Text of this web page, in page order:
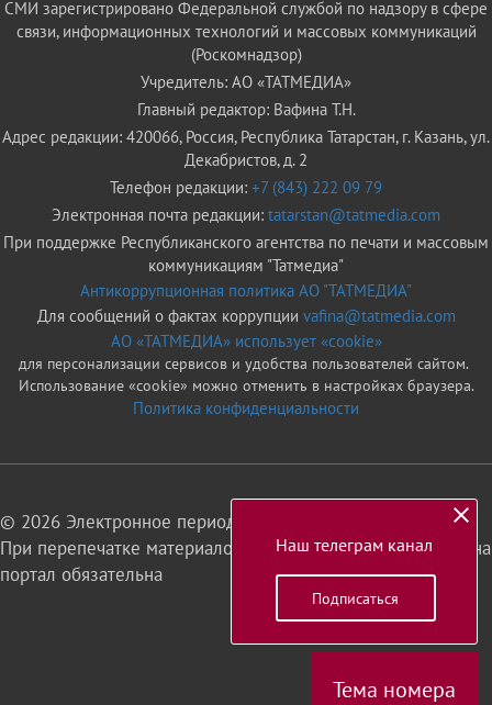
Тема номера
СМИ зарегистрировано Федеральной службой по надзору в сфере
связи, информационных технологий и массовых коммуникаций
(Роскомнадзор)
Учредитель: АО «ТАТМЕДИА»
Главный редактор: Вафина Т.Н.
Адрес редакции: 420066, Россия, Республика Татарстан, г. Казань, ул.
Декабристов, д. 2
Телефон редакции: +7 (843) 222 09 79
Электронная почта редакции: tatarstan@tatmedia.com
При поддержке Республиканского агентства по печати и массовым
коммуникациям "Татмедиа"
Антикоррупционная политика АО "ТАТМЕДИА"
Для сообщений о фактах коррупции vafina@tatmedia.com
АО «ТАТМЕДИА» использует «cookie»
для персонализации сервисов и удобства пользователей сайтом.
Использование «cookie» можно отменить в настройках браузера.
Политика конфиденциальности
© 2026 Электронное периодическое издание «Татарстан»
При перепечатке материалов или их фрагментов ссылка на
портал обязательна
Наш телеграм канал
Подписаться